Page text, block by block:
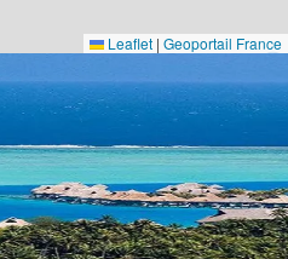
Leaflet | Geoportail France